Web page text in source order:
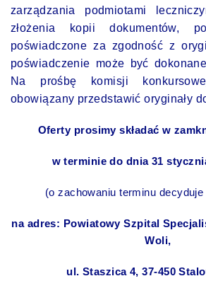
zarządzania podmiotami
złożenia kopii dokumentów,
poświadczone za zgodność z
poświadczenie może być
Na prośbę komisji
obowiązany przedstawić oryginały
Oferty prosimy składać w
w terminie do dnia 31
(o zachowaniu terminu decyduje
na adres: Powiatowy Szpital
Woli,
ul. Staszica 4, 37-450